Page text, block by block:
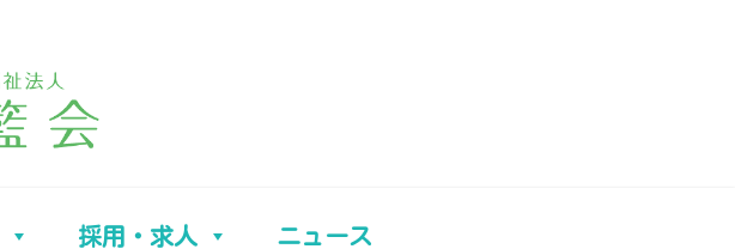
採用・求人 ニュース